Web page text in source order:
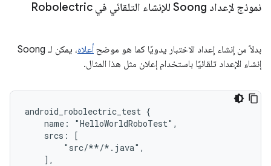
نموذج لإعداد Soong للإنشاء التلقائي في Robolectric
بدلاً من إنشاء إعداد الاختبار يدويًا كما هو موضح أعلاه
، يمكن لـ Soong
إنشاء الإعداد تلقائيًا باستخدام إعلان مثل هذا المثال.
android_robolectric_test {
    name: "HelloWorldRoboTest",
    srcs: [
        "src/**/*.java",
    ],